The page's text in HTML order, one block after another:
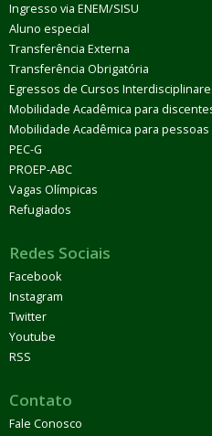
Ingresso via ENEM/SISU
Aluno especial
Transferência Externa
Transferência Obrigatória
Egressos de Cursos
Mobilidade Acadêmica para
Mobilidade Acadêmica para pessoas
PEC-G
PROEP-ABC
Vagas Olímpicas
Refugiados
Redes Sociais
Facebook
Instagram
Twitter
Youtube
RSS
Contato
Fale Conosco